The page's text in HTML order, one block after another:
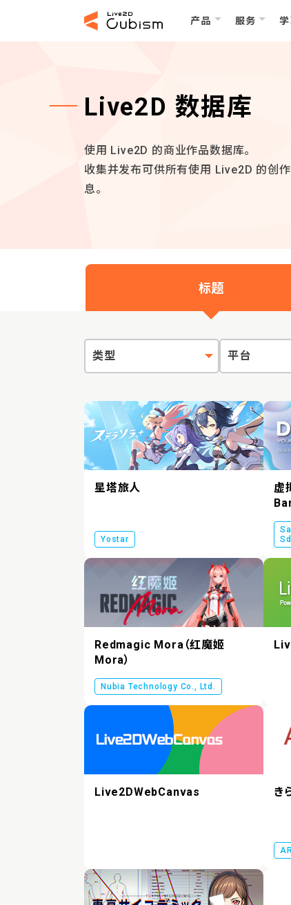
产品 服务 学
Live2D 数据库
使用 Live2D 的商业作品数据库。
收集并发布可供所有使用 Live2D 的创
息。
标题
类型 平台
星塔旅人
Yostar
虚
Redmagic Mora（红魔姬
Mora）
Nubia Technology Co., Ltd.
Live2DWebCanvas き